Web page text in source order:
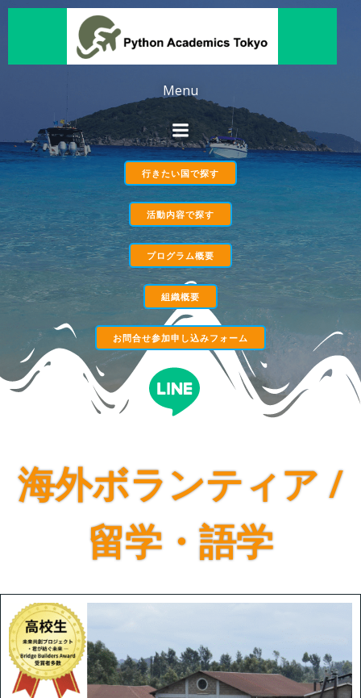
コ
テ
ン
ツ
ス
キ
ッ
プ
Menu
行きたい国で探す
活動内容で探す
プログラム概要
組織概要
お問合せ参加申し込みフォーム
海外ボランティア /
留学・語学